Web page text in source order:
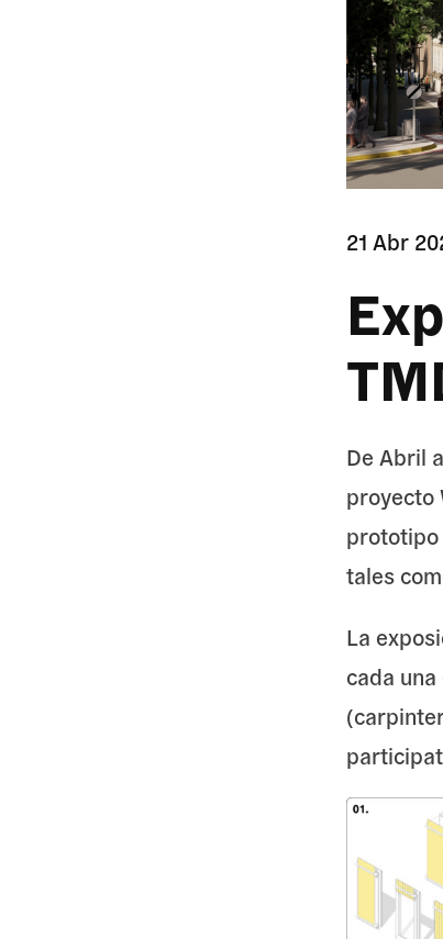
21 Abr
De Abril
proyecto
prototipo
tales
La
cada